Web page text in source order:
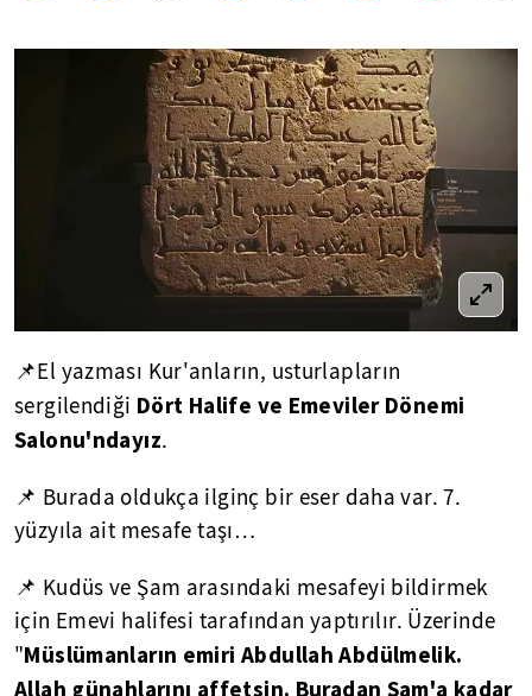
📌El yazması Kur'anların, usturlapların
sergilendiği Dört Halife ve Emeviler Dönemi
Salonu'ndayız.
📌 Burada oldukça ilginç bir eser daha var. 7.
yüzyıla ait mesafe taşı…
📌 Kudüs ve Şam arasındaki mesafeyi bildirmek
için Emevi halifesi tarafından yaptırılır. Üzerinde
"Müslümanların emiri Abdullah Abdülmelik.
Allah günahlarını affetsin. Buradan Şam'a kadar